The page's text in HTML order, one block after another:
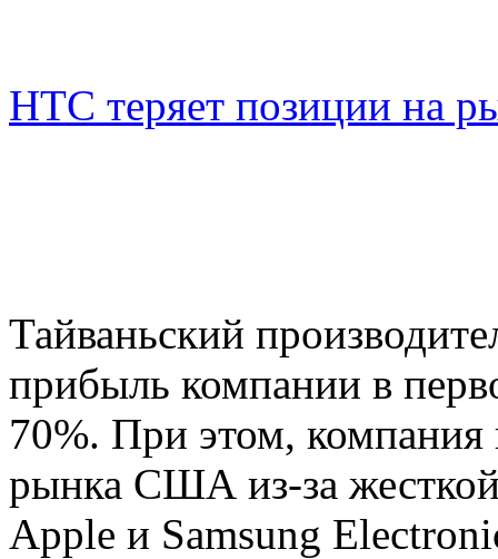
HTC теряет позиции на
Тайваньский
прибыль компании в
70%. При этом, компания
рынка США из-за
Apple и Samsung